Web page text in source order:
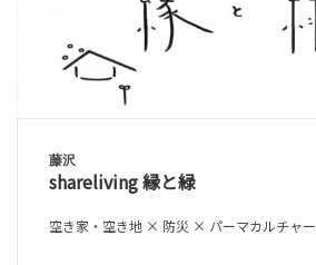
藤沢
shareliving 縁と緑
空き家・空き地 × 防災 × パーマカルチャー